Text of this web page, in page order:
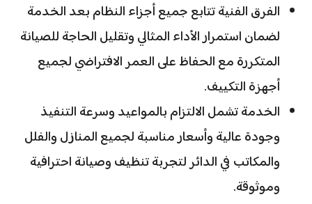
الفرق الفنية تتابع جميع أجزاء النظام بعد الخدمة
لضمان استمرار الأداء المثالي وتقليل الحاجة للصيانة
المتكررة مع الحفاظ على العمر الافتراضي لجميع
أجهزة التكييف.
الخدمة تشمل الالتزام بالمواعيد وسرعة التنفيذ
وجودة عالية وأسعار مناسبة لجميع المنازل والفلل
والمكاتب في الدائر لتجربة تنظيف وصيانة احترافية
وموثوقة.